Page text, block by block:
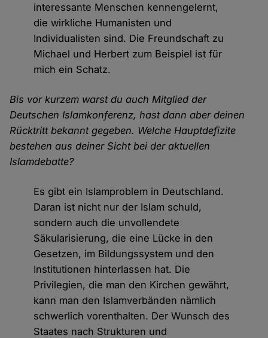
interessante Menschen kennengelernt,
die wirkliche Humanisten und
Individualisten sind. Die Freundschaft zu
Michael und Herbert zum Beispiel ist für
mich ein Schatz.
Bis vor kurzem warst du auch Mitglied der
Deutschen Islamkonferenz, hast dann aber deinen
Rücktritt bekannt gegeben. Welche Hauptdefizite
bestehen aus deiner Sicht bei der aktuellen
Islamdebatte?
Es gibt ein Islamproblem in Deutschland.
Daran ist nicht nur der Islam schuld,
sondern auch die unvollendete
Säkularisierung, die eine Lücke in den
Gesetzen, im Bildungssystem und den
Institutionen hinterlassen hat. Die
Privilegien, die man den Kirchen gewährt,
kann man den Islamverbänden nämlich
schwerlich vorenthalten. Der Wunsch des
Staates nach Strukturen und